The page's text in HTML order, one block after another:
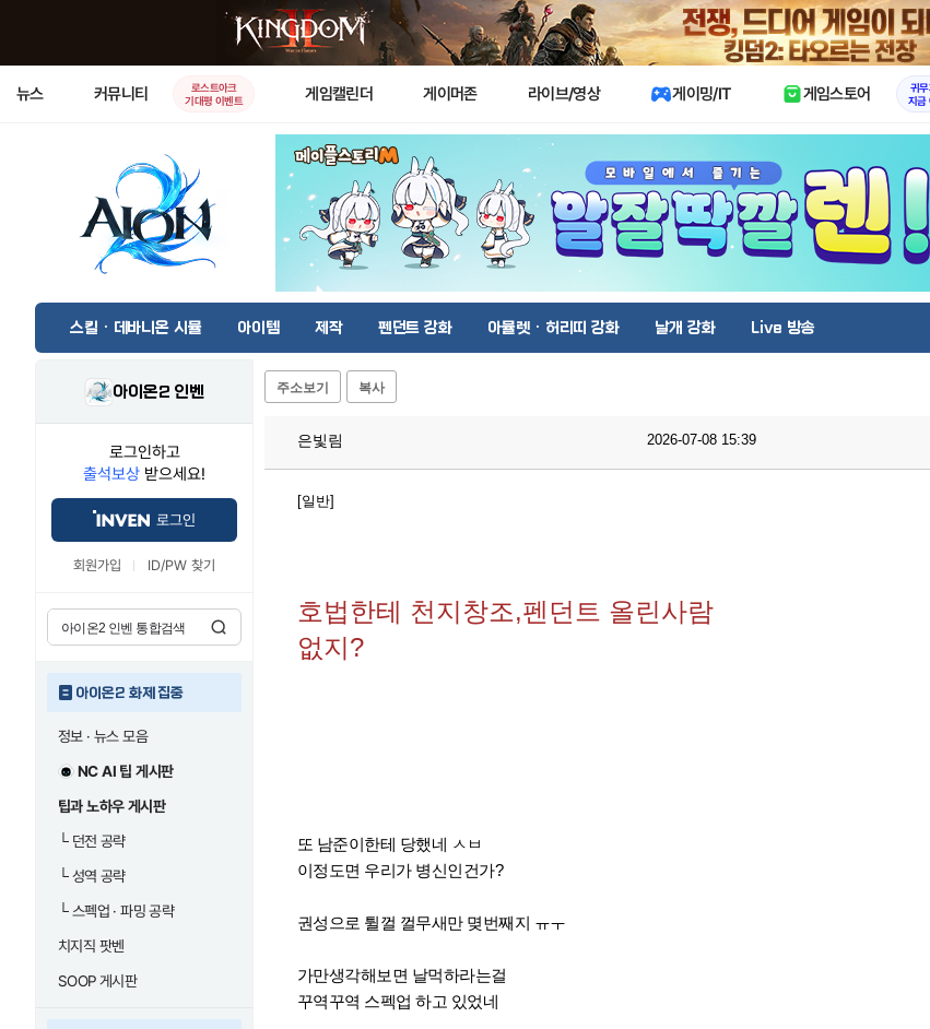
X
뉴스 커뮤니티
로스트아크
기대평 이벤트
게임캘린더 게이머존 라이브/영상 게이밍/IT 게임스토어
귀
지금
스킬 · 데바니온 시뮬 아이템 제작 펜던트 강화 아뮬렛 · 허리띠 강화 날개 강화 Live 방송
아이온2 인벤
로그인하고
출석보상 받으세요!
로그인
회원가입 ID/PW 찾기
아이온2 화제 집중
정보 · 뉴스 모음
NC AI 팁 게시판
팁과 노하우 게시판
└던전 공략
└성역 공략
└스펙업 · 파밍 공략
치지직 팟벤
SOOP 게시판
주소보기 복사
은빛림 2026-07-08 15:39
[일반]
호법한테 천지창조,펜던트 올린사람
없지?
또 남준이한테 당했네 ㅅㅂ
이정도면 우리가 병신인건가?
권성으로 튈껄 껄무새만 몆번째지 ㅠㅜ
가만생각해보면 날먹하라는걸
꾸역꾸역 스펙업 하고 있었네